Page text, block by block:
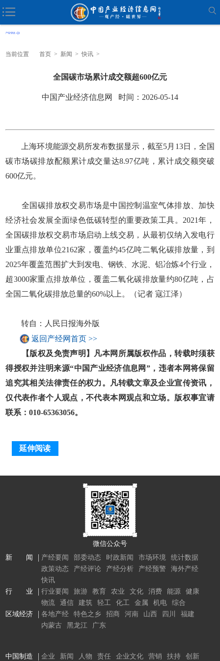
当前位置 首页 > 新闻 > 快讯 >
全国碳市场累计成交额超600亿元
中国产业经济信息网 时间：2026-05-14
上海环境能源交易所发布数据显示，截至5月13日，全国
碳市场碳排放配额累计成交量达8.97亿吨，累计成交额突破
600亿元。
全国碳排放权交易市场是中国控制温室气体排放、加快
经济社会发展全面绿色低碳转型的重要政策工具。2021年，
全国碳排放权交易市场启动上线交易，从最初仅纳入发电行
业重点排放单位2162家，覆盖约45亿吨二氧化碳排放量，到
2025年覆盖范围扩大到发电、钢铁、水泥、铝冶炼4个行业，
超3000家重点排放单位，覆盖二氧化碳排放量约80亿吨，占
全国二氧化碳排放总量的60%以上。（记者 寇江泽）
转自：人民日报海外版
返回产经网首页 >>
【版权及免责声明】凡本网所属版权作品，转载时须获
得授权并注明来源“中国产业经济信息网”，违者本网将保留
追究其相关法律责任的权力。凡转载文章及企业宣传资讯，
仅代表作者个人观点，不代表本网观点和立场。版权事宜请
联系：010-65363056。
延伸阅读
微信公众号
新 闻
产经要闻 部委动态 时政新闻 市场环境
统计数据
政策动态
产经评论 产经分析 产经预警
海外产经
快讯
行 业
行业要闻 旅游 教育 农业 文化 消费 能源
健康
物流
通信 建筑 轻工 化工 金属 机电
综合
区域经济
各地产经 特色之乡 招商 河南 山西 四川
福建
内蒙古
黑龙江 广东
中国制造 企业 新闻 人物 责任 企业文化 营销 扶持 创新